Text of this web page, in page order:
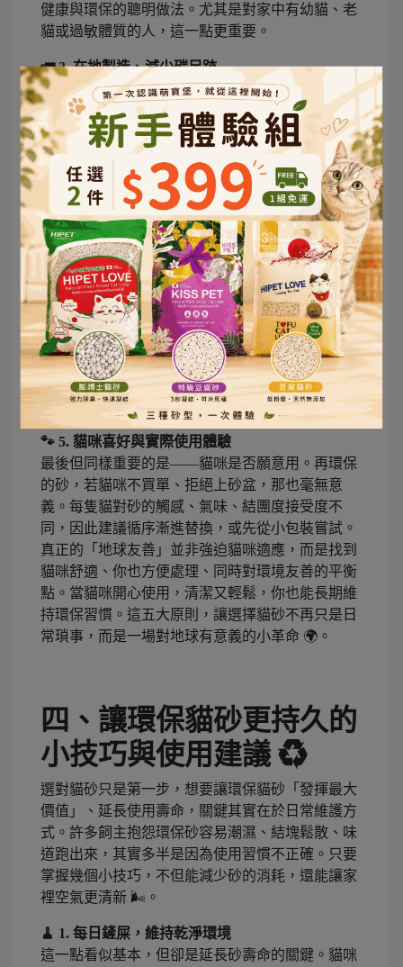
健康與環保的聰明做法。尤其是對家中有幼貓、老
貓或過敏體質的人，這一點更重要。
🚛 3. 在地製造、減少碳足跡
一款貓砂的環保程度，不只取決於它的材質，更與
「運輸距離」息息相關。若產品需跨國運送，不僅
產生額外碳排放，也意味著更多包材與能源消耗。
選擇在地生產、使用本地農業副產物（如豆渣、茶
葉渣等）的貓砂，不僅能支持永續農業，更能實質
減少碳足跡，是最貼近「地球友善」理念的方式。
🔄 4. 環保包裝與再生利用
除了內容物，外包裝也很關鍵。可回收紙袋、可分
解塑料袋或再生原料包裝，都是環保指標之一。有
些品牌甚至會提供「回收補充包」或「裸裝販售」
方案，讓飼主在補貨時可重複使用原包裝。
你也可以將用過的紙砂、木屑砂少量混入堆肥中
（前提是健康貓、無病原風險），讓它們再次成為
植物養分。這樣的小改變，對地球卻是長遠的助益
🌱。
🐾 5. 貓咪喜好與實際使用體驗
最後但同樣重要的是——貓咪是否願意用。再環保
的砂，若貓咪不買單、拒絕上砂盆，那也毫無意
義。每隻貓對砂的觸感、氣味、結團度接受度不
同，因此建議循序漸進替換，或先從小包裝嘗試。
真正的「地球友善」並非強迫貓咪適應，而是找到
貓咪舒適、你也方便處理、同時對環境友善的平衡
點。當貓咪開心使用，清潔又輕鬆，你也能長期維
持環保習慣。這五大原則，讓選擇貓砂不再只是日
常瑣事，而是一場對地球有意義的小革命 🌍。
四、讓環保貓砂更持久的
小技巧與使用建議 ♻️
選對貓砂只是第一步，想要讓環保貓砂「發揮最大
價值」、延長使用壽命，關鍵其實在於日常維護方
式。許多飼主抱怨環保砂容易潮濕、結塊鬆散、味
道跑出來，其實多半是因為使用習慣不正確。只要
掌握幾個小技巧，不但能減少砂的消耗，還能讓家
裡空氣更清新 🌬️。
🧹 1. 每日鏟屎，維持乾淨環境
這一點看似基本，但卻是延長砂壽命的關鍵。貓咪